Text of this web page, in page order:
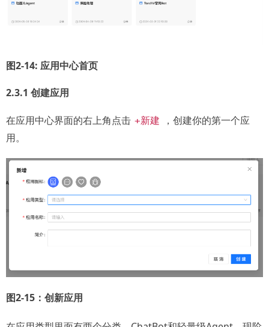
图2-14: 应用中心首页
2.3.1 创建应用
在应用中心界面的右上角点击 +新建
，创建你的第一个应
用。
图2-15：创新应用